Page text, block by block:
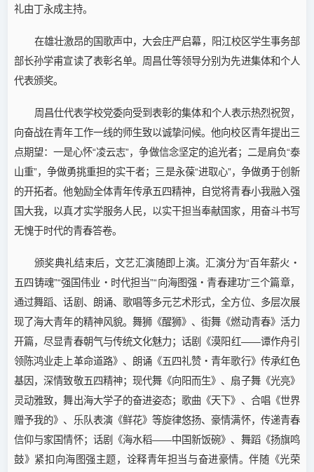
礼由丁永成主持。
在雄壮激昂的国歌声中，大会庄严启幕，阳江校区学生事务部
部长孙学甫宣读了表彰名单。周昌仕等领导分别为先进集体和个人
代表颁奖。
周昌仕代表学校党委向受到表彰的集体和个人表示热烈祝贺，
向奋战在青年工作一线的师生致以诚挚问候。他向校区青年提出三
点期望：一是心怀“凌云志”，争做信念坚定的追光者；二是肩负“泰
山重”，争做勇挑重担的实干者；三是永葆“进取心”，争做勇于创新
的开拓者。他勉励全体青年传承五四精神，自觉将青春小我融入强
国大我，以真才实学服务人民，以实干担当奉献国家，用奋斗书写
无愧于时代的青春答卷。
颁奖典礼结束后，文艺汇演随即上演。汇演分为“百年薪火・
五四铸魂”“强国伟业・时代担当”“向海图强・青春建功”三个篇章，
通过舞蹈、话剧、朗诵、歌唱等多元艺术形式，全方位、多层次展
现了海大青年的精神风貌。舞狮《醒狮》、街舞《燃动青春》活力
开篇，尽显青春朝气与传统文化魅力；话剧《漠阳红——谭作舟引
领陈鸿业走上革命道路》、朗诵《五四礼赞・青年歌行》传承红色
基因，深情致敬五四精神；现代舞《向阳而生》、扇子舞《光亮》
灵动雅致，舞出海大学子的奋进姿态；歌曲《天下》、合唱《世界
赠予我的》、乐队表演《鲜花》等旋律悠扬、豪情满怀，传递青春
信仰与家国情怀；话剧《海水稻——中国新饭碗》、舞蹈《扬旗鸣
鼓》紧扣向海图强主题，诠释青年担当与奋进豪情。伴随《光荣